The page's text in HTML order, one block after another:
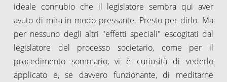
ideale connubio che il legislatore sembra qui aver
avuto di mira in modo pressante. Presto per dirlo. Ma
per nessuno degli altri "effetti speciali" escogitati dal
legislatore del processo societario, come per il
procedimento sommario, vi è curiosità di vederlo
applicato e, se davvero funzionante, di meditarne